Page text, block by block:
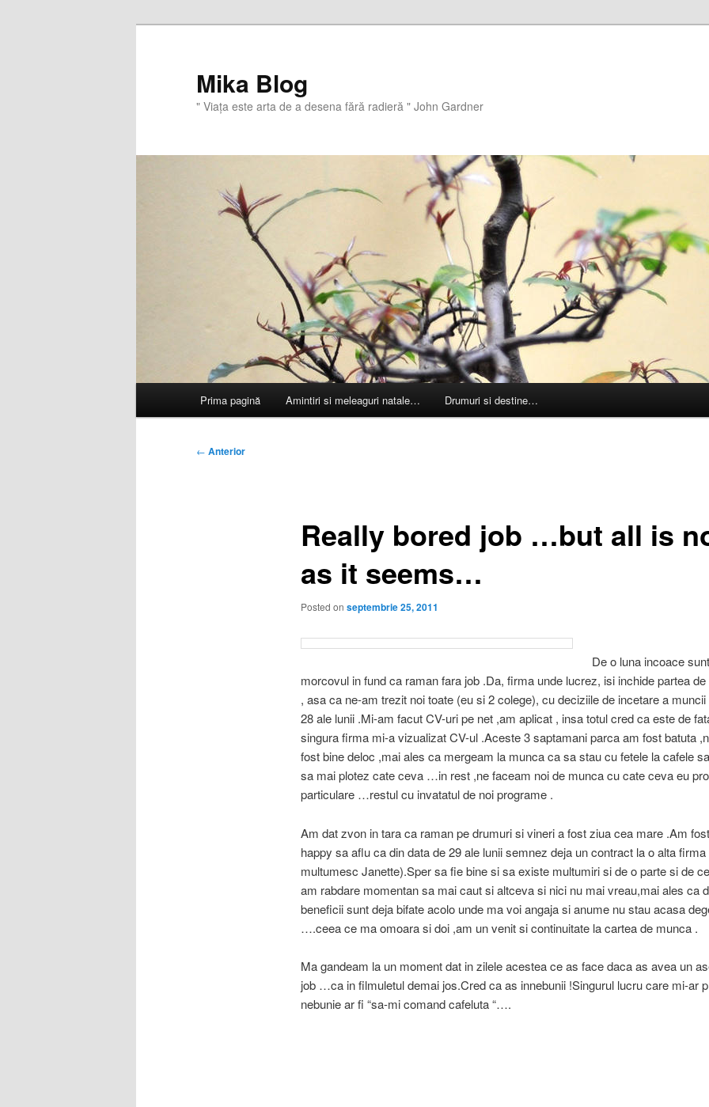
Mika Blog
" Viaţa este arta de a desena fără radieră " John Gardner
Prima pagină Amintiri si meleaguri natale… Drumuri si destine…
Navigare
← Anterior
Really bored job …but all is
as it seems…
Posted on septembrie 25, 2011
De o luna incoace
morcovul in fund ca raman fara job .Da, firma unde lucrez, isi inchide partea
, asa ca ne-am trezit noi toate (eu si 2 colege), cu deciziile de incetare a muncii
28 ale lunii .Mi-am facut CV-uri pe net ,am aplicat , insa totul cred ca este de
singura firma mi-a vizualizat CV-ul .Aceste 3 saptamani parca am fost batuta
fost bine deloc ,mai ales ca mergeam la munca ca sa stau cu fetele la cafele
sa mai plotez cate ceva …in rest ,ne faceam noi de munca cu cate ceva eu
particulare …restul cu invatatul de noi programe .
Am dat zvon in tara ca raman pe drumuri si vineri a fost ziua cea mare .Am
happy sa aflu ca din data de 29 ale lunii semnez deja un contract la o alta firma
multumesc Janette).Sper sa fie bine si sa existe multumiri si de o parte si de
am rabdare momentan sa mai caut si altceva si nici nu mai vreau,mai ales ca
beneficii sunt deja bifate acolo unde ma voi angaja si anume nu stau acasa
….ceea ce ma omoara si doi ,am un venit si continuitate la cartea de munca .
Ma gandeam la un moment dat in zilele acestea ce as face daca as avea un
job …ca in filmuletul demai jos.Cred ca as innebunii !Singurul lucru care mi-ar
nebunie ar fi “sa-mi comand cafeluta “….